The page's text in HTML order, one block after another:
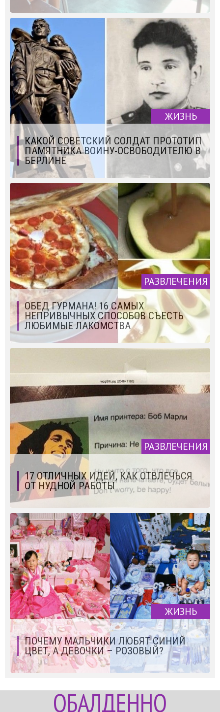
ЖИЗНЬ
КАКОЙ СОВЕТСКИЙ СОЛДАТ ПРОТОТИП
ПАМЯТНИКА ВОИНУ-ОСВОБОДИТЕЛЮ В
БЕРЛИНЕ
РАЗВЛЕЧЕНИЯ
ОБЕД ГУРМАНА! 16 САМЫХ
НЕПРИВЫЧНЫХ СПОСОБОВ СЪЕСТЬ
ЛЮБИМЫЕ ЛАКОМСТВА
РАЗВЛЕЧЕНИЯ
17 ОТЛИЧНЫХ ИДЕЙ, КАК ОТВЛЕЧЬСЯ
ОТ НУДНОЙ РАБОТЫ
ЖИЗНЬ
ПОЧЕМУ МАЛЬЧИКИ ЛЮБЯТ СИНИЙ
ЦВЕТ, А ДЕВОЧКИ – РОЗОВЫЙ?
ОБАЛДЕННО